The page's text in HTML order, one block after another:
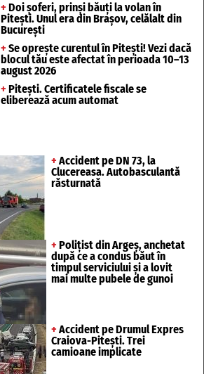
+ Doi șoferi, prinși băuți la volan în
Pitești. Unul era din Brașov, celălalt din
București
+ Se oprește curentul în Pitești! Vezi dacă
blocul tău este afectat în perioada 10–13
august 2026
+ Pitești. Certificatele fiscale se
eliberează acum automat
+ Accident pe DN 73, la
Clucereasa. Autobasculantă
răsturnată
+ Polițist din Argeș, anchetat
după ce a condus băut în
timpul serviciului și a lovit
mai multe pubele de gunoi
+ Accident pe Drumul Expres
Craiova-Pitești. Trei
camioane implicate